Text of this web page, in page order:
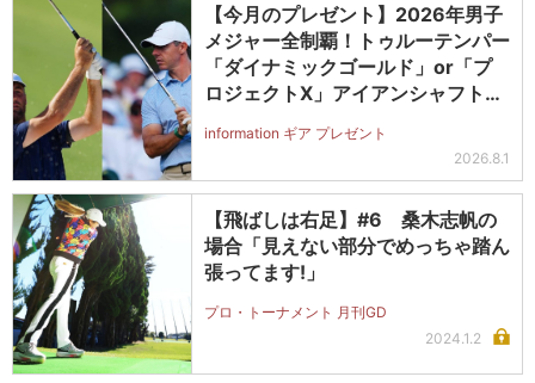
【今月のプレゼント】2026年男子
メジャー全制覇！トゥルーテンパー
「ダイナミックゴールド」or「プ
ロジェクトX」アイアンシャフト
ットを抽選で2名に！
information ギア プレゼント
2026.8.1
【飛ばしは右足】#6 桑木志帆の
場合「見えない部分でめっちゃ踏ん
張ってます!」
プロ・トーナメント 月刊GD
2024.1.2